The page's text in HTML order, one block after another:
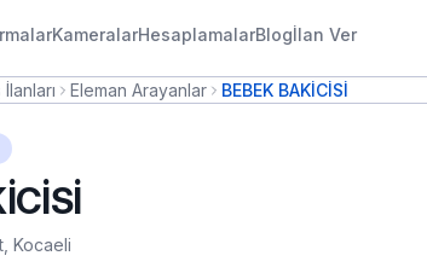
KameralarHesaplamalarBlogİlan Ver
Eleman Arayanlar BEBEK BAKİCİSİ
Kocaeli